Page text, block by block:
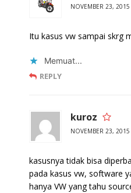
NOVEMBER 23,
Itu kasus vw sampai skrg
Memuat...
REPLY
kuroz
NOVEMBER 23,
kasusnya tidak bisa
pada kasus vw, software
hanya VW yang tahu